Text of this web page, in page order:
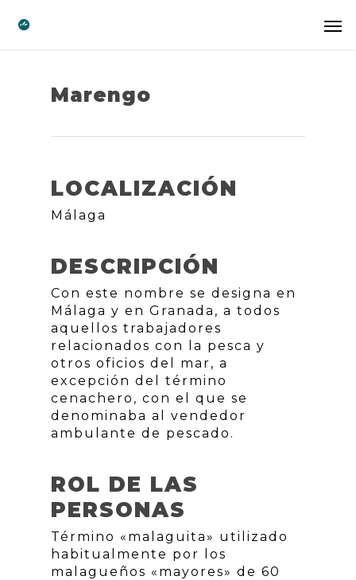
Marengo
LOCALIZACIÓN
Málaga
DESCRIPCIÓN
Con este nombre se designa en
Málaga y en Granada, a todos
aquellos trabajadores
relacionados con la pesca y
otros oficios del mar, a
excepción del término
cenachero, con el que se
denominaba al vendedor
ambulante de pescado.
ROL DE LAS
PERSONAS
Término «malaguita» utilizado
habitualmente por los
malagueños «mayores» de 60